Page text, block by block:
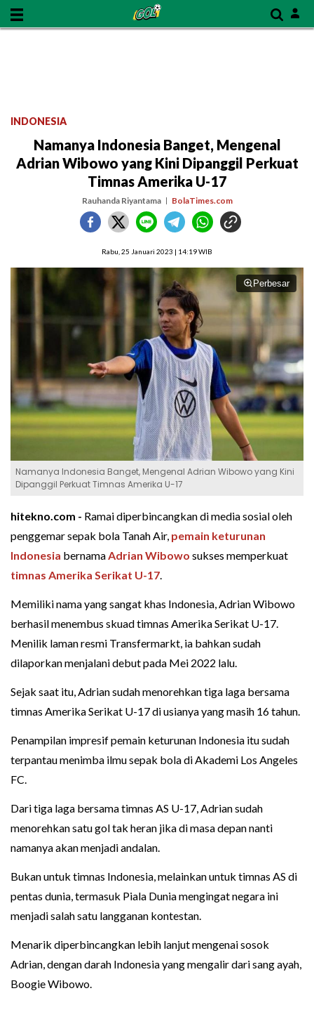
INDONESIA
Namanya Indonesia Banget, Mengenal
Adrian Wibowo yang Kini Dipanggil Perkuat
Timnas Amerika U-17
Rauhanda Riyantama BolaTimes.com
Rabu, 25 Januari 2023 | 14:19 WIB
Perbesar
Namanya Indonesia Banget, Mengenal Adrian Wibowo yang Kini
Dipanggil Perkuat Timnas Amerika U-17
hitekno.com - Ramai diperbincangkan di media sosial oleh
penggemar sepak bola Tanah Air, pemain keturunan
Indonesia bernamaAdrian Wibowo sukses memperkuat
timnas Amerika Serikat U-17.
Memiliki nama yang sangat khas Indonesia, Adrian Wibowo
berhasil menembus skuad timnas Amerika Serikat U-17.
Menilik laman resmi Transfermarkt, ia bahkan sudah
dilaporkan menjalani debut pada Mei 2022 lalu.
Sejak saat itu, Adrian sudah menorehkan tiga laga bersama
timnas Amerika Serikat U-17 di usianya yang masih 16 tahun.
Penampilan impresif pemain keturunan Indonesia itu sudah
terpantau menimba ilmu sepak bola di Akademi Los Angeles
FC.
Dari tiga laga bersama timnas AS U-17, Adrian sudah
menorehkan satu gol tak heran jika di masa depan nanti
namanya akan menjadi andalan.
Bukan untuk timnas Indonesia, melainkan untuk timnas AS di
pentas dunia, termasuk Piala Dunia mengingat negara ini
menjadi salah satu langganan kontestan.
Menarik diperbincangkan lebih lanjut mengenai sosok
Adrian, dengan darah Indonesia yang mengalir dari sang ayah,
Boogie Wibowo.